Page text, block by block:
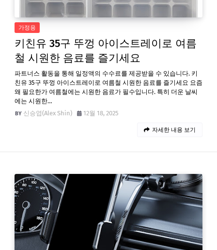
가정용
키친유 35구 뚜껑 아이스트레이로 여름
철 시원한 음료를 즐기세요
파트너스 활동을 통해 일정액의 수수료를 제공받을 수 있습니다. 키
친유 35구 뚜껑 아이스트레이로 여름철 시원한 음료를 즐기세요 요즘
왜 필요한가 여름철에는 시원한 음료가 필수입니다. 특히 더운 날씨
에는 시원한…
신승엽(Alex Shin)
12월 18, 2025
자세한 내용 보기